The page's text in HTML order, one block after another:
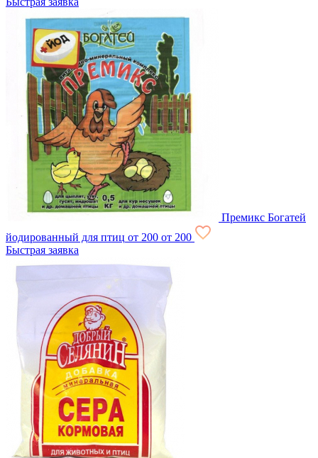
Премикс Богатей
йодированный для птиц от 200 от 200
Быстрая заявка